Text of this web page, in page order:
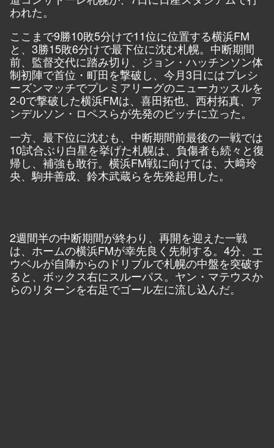
われた。
ここまで9勝10敗5分けで11位に位置する横浜FM
と、3勝15敗6分けで最下位に沈む札幌。中断期間
前、監督交代に踏み切り、ジョン・ハッチンソン体
制初陣で首位・町田を撃破し、今月3日にはプレシ
ーズンマッチでプレミアリーグのニューカッスルを
2-0で撃破した横浜FMは、喜田拓也、西村拓真、ア
ンデルソン・ロペスらが先発のピッチに立った。
一方、最下位に沈むも、中断期間前最後の一戦では
10試合ぶり白星を挙げた札幌は、負傷者も続々と復
帰し、補強も敢行。横浜FM戦に向けては、大﨑玲
央、駒井善成、鈴木武蔵らを先発起用した。
2週間半の中断期間が終わり、再開を迎えた一戦
は、ホームの横浜FMが幸先良く先制する。4分、エ
ウベルが自陣からのドリブルで札幌の中盤を突破す
ると、ボックス右にスルーパス。ヤン・マテウスか
らのリターンを右足でゴール左に流し込んだ。